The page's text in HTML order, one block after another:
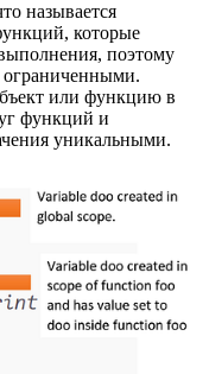
называется
которые
поэтому
или функцию в
функций и
уникальными.